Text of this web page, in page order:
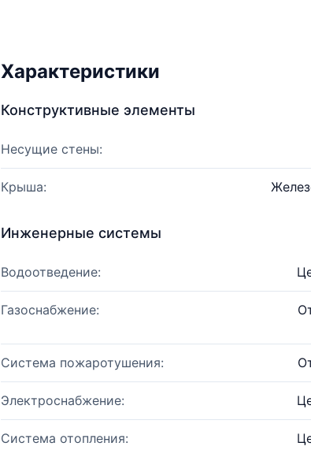
Характеристики
Конструктивные элементы
Несущие стены:
Крыша:
Инженерные системы
Водоотведение:
Газоснабжение:
Система пожаротушения:
Электроснабжение:
Система отопления: